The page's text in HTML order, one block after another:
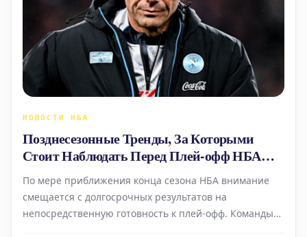
НОВОСТИ НБА
Позднесезонные Тренды, За Которыми
Стоит Наблюдать Перед Плей-офф НБА
2026
По мере приближения конца сезона НБА внимание
смещается с долгосрочных результатов на
непосредственную готовность к плей-офф. Команды